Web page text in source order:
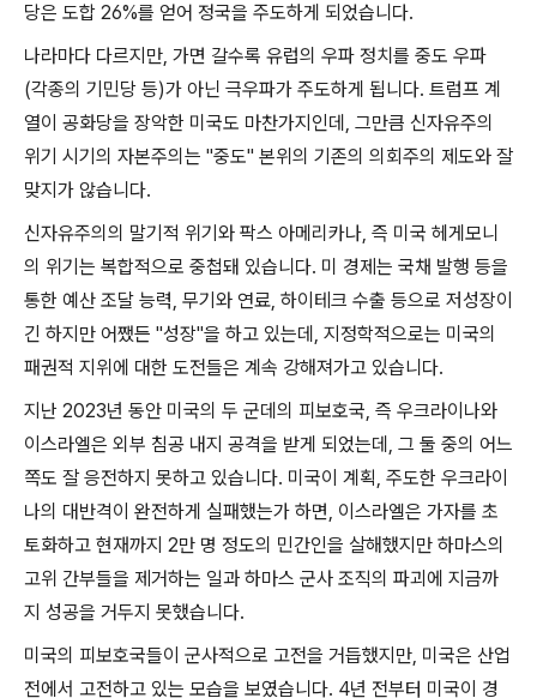
당은 도합 26%를 얻어 정국을 주도하게 되었습니다.
나라마다 다르지만, 가면 갈수록 유럽의 우파 정치를 중도 우파
(각종의 기민당 등)가 아닌 극우파가 주도하게 됩니다. 트럼프 계
열이 공화당을 장악한 미국도 마찬가지인데 , 그만큼 신자유주의
위기 시기의 자본주의는 "중도" 본위의 기존의 의회주의 제도와 잘
맞지가 않습니다.
신자유주의의 말기적 위기와 팍스 아메리카나, 즉 미국 헤게모니
의 위기는 복합적으로 중첩돼 있습니다. 미 경제는 국채 발행 등을
통한 예산 조달 능력, 무기와 연료, 하이테크 수출 등으로 저성장이
긴 하지만 어쨌든 "성장"을 하고 있는데 , 지정학적으로는 미국의
패권적 지위에 대한 도전들은 계속 강해져가고 있습니다.
지난 2023년 동안 미국의 두 군데의 피보호국, 즉 우크라이나와
이스라엘은 외부 침공 내지 공격을 받게 되었는데 , 그 둘 중의 어느
쪽도 잘 응전하지 못하고 있습니다. 미국이 계획, 주도한 우크라이
나의 대반격이 완전하게 실패했는가 하면, 이스라엘은 가자를 초
토화하고 현재까지 2만 명 정도의 민간인을 살해했지만 하마스의
고위 간부들을 제거하는 일과 하마스 군사 조직의 파괴에 지금까
지 성공을 거두지 못했습니다.
미국의 피보호국들이 군사적으로 고전을 거듭했지만, 미국은 산업
전에서 고전하고 있는 모습을 보였습니다. 4년 전부터 미국이 경